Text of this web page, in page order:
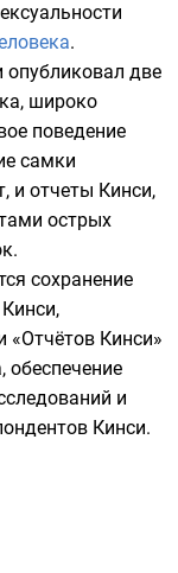
.
опубликовал две
широко
поведение
самки
и отчеты Кинси,
острых
сохранение
«Отчётов Кинси»
обеспечение
и
Кинси.